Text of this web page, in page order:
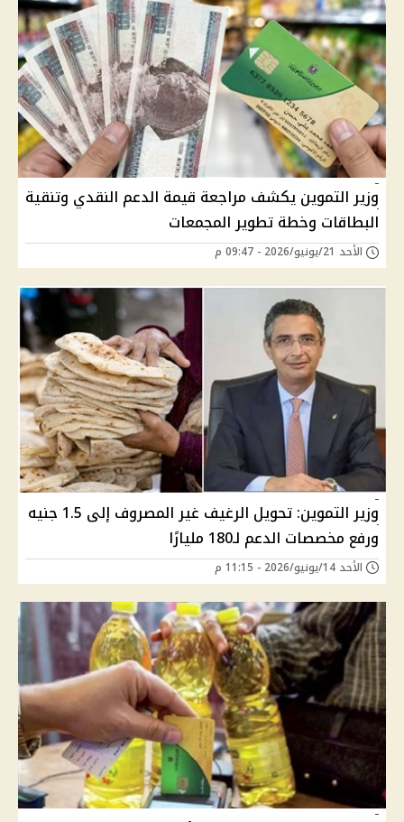
وزير التموين يكشف مراجعة قيمة الدعم النقدي وتنقية
البطاقات وخطة تطوير المجمعات
الأحد 21/يونيو/2026 - 09:47 م
وزير التموين: تحويل الرغيف غير المصروف إلى 1.5 جنيه
ورفع مخصصات الدعم لـ180 مليارًا
الأحد 14/يونيو/2026 - 11:15 م